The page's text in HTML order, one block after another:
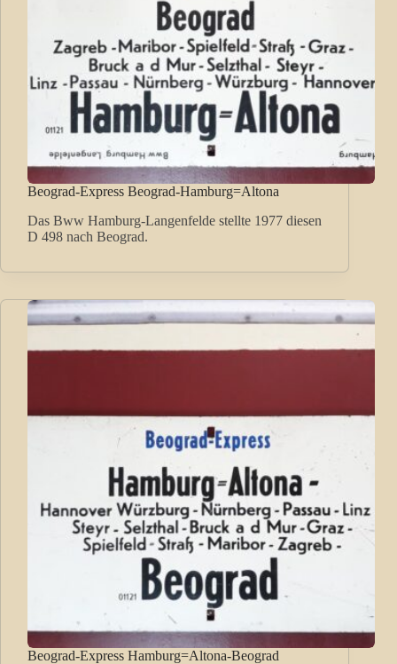
Beograd-Express Beograd-Hamburg=Altona
Das Bww Hamburg-Langenfelde stellte 1977 diesen
D 498 nach Beograd.
Beograd-Express Hamburg=Altona-Beograd